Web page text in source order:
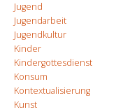
Jugend
Jugendarbeit
Jugendkultur
Kinder
Kindergottesdienst
Konsum
Kontextualisierung
Kunst